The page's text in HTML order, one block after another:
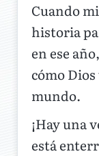
Cuando
historia
en ese
cómo
mundo.
¡Hay una
está